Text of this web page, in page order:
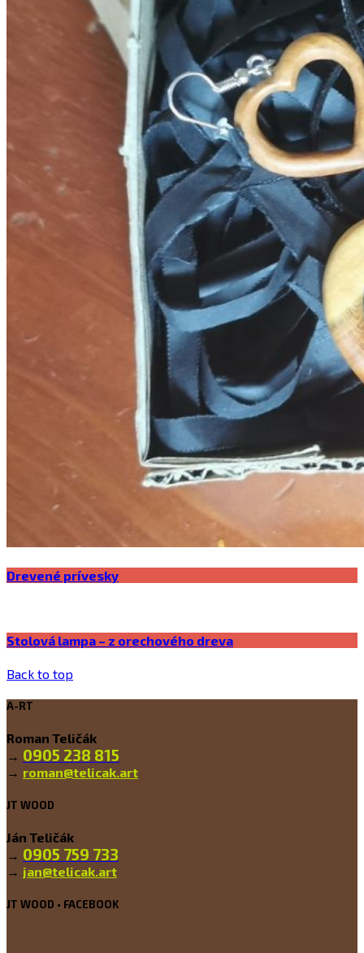
Drevené prívesky
Stolová lampa – z orechového dreva
Back to top
A-RT
Roman Teličák
→ 0905 238 815
→ roman@telicak.art
JT WOOD
Ján Teličák
→ 0905 759 733
→ jan@telicak.art
JT WOOD • FACEBOOK